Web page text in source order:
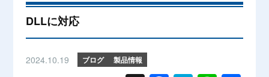
会社情報
サポート
ブログ
DLLに対応
2024.10.19 ブログ 製品情報